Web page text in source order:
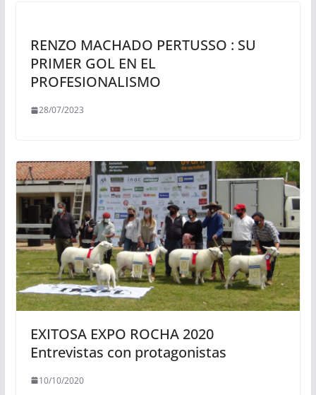
RENZO MACHADO PERTUSSO : SU
PRIMER GOL EN EL
PROFESIONALISMO
28/07/2023
EXITOSA EXPO ROCHA 2020
Entrevistas con protagonistas
10/10/2020